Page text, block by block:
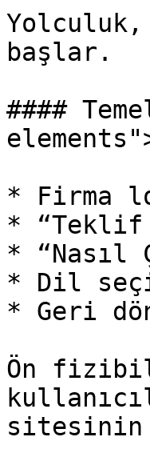
Yolculuk,
başlar.
####
* Firma
* “Teklif
* “Nasıl
* Dil
* Geri
Ön
sitesinin